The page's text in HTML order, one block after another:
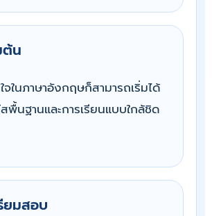
ต้น
จในภาษาอังกฤษก็สามารถเริ่มได้
สพื้นฐานและการเรียนแบบใกล้ชิด
ยมสอบ